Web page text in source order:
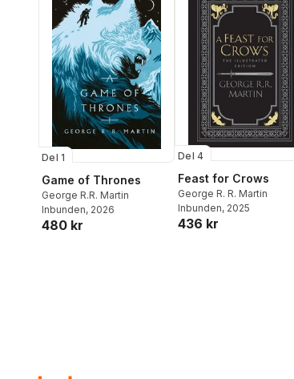
Del 1
Game of Thrones
George R.R. Martin
Inbunden, 2026
480 kr
Del 4
Feast for Crows
George R. R. Martin
Inbunden, 2025
436 kr